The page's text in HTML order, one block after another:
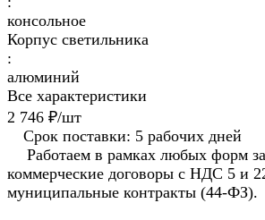
консольное
Корпус светильника
:
алюминий
Все характеристики
2 746 ₽/шт
Срок поставки: 5 рабочих дней
Работаем в рамках любых форм
коммерческие договоры с НДС 5 и
муниципальные контракты (44-ФЗ).